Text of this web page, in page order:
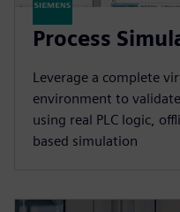
Process
Leverage a complete
environment to
using real PLC logic,
based simulation